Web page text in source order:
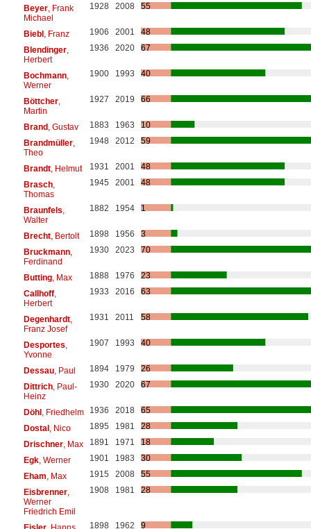
Beyer, Frank
Michael
1928 2008 55
Biebl, Franz 1906 2001
48
Blendinger,
Herbert
1936 2020 67
Bochmann,
Werner
1900 1993 40
Böttcher,
Martin
1927 2019 66
Brand, Gustav 1883 1963
10
Brandmüller,
Theo
1948 2012 59
Brandt, Helmut 1931 2001
48
Brasch,
Thomas
1945 2001 48
Braunfels
Walter
1882 1954 1
Brecht, Bertolt 1898 1956
3
Bruckmann,
Ferdinand
1930 2023 70
Butting, Max 1888 1976
23
Callhoff,
Herbert
1933 2016 63
Degenhardt,
Franz Josef
1931 2011 58
Desportes
Yvonne
1907 1993 40
Dessau, Paul 1894 1979
26
Dittrich, Paul-
Heinz
1930 2020 67
Döhl, Friedhelm 1936 2018
65
Dostal, Nico 1895 1981
28
Drischner, Max 1891 1971
18
Egk, Werner 1901 1983
30
Eham , Max 1915 2008
55
Eisbrenner,
Werner
Friedrich Emil
1908 1981 28
1898 1962
9